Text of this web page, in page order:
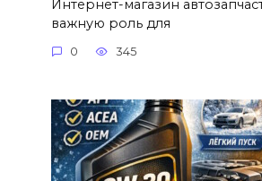
Интернет-магазин
важную роль для
0 345